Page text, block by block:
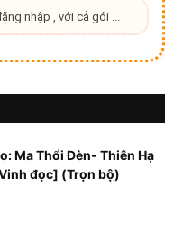
nhập , với cả gói ...
Ma Thổi Đèn- Thiên Hạ
đọc] (Trọn bộ)